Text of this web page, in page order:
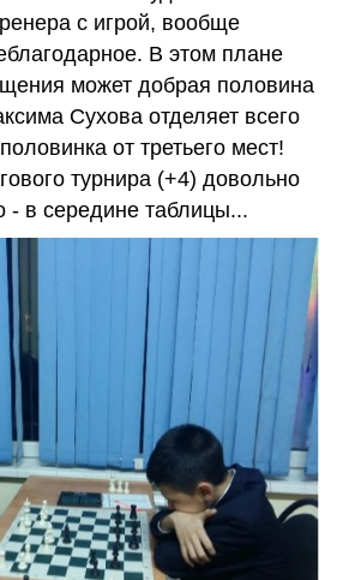
с игрой, вообще
В этом плане
может добрая половина
Сухова отделяет всего
от третьего мест!
турнира (+4) довольно
- в середине таблицы...